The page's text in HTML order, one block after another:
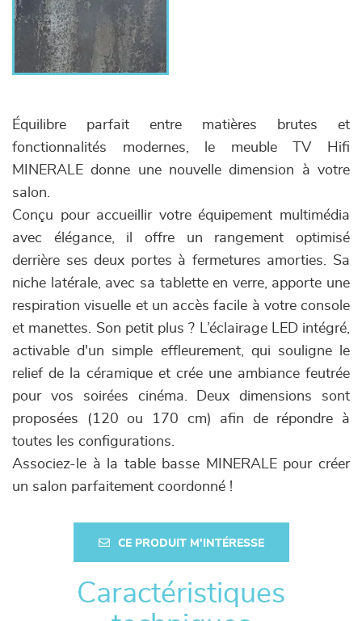
Équilibre parfait entre matières brutes et
fonctionnalités modernes, le meuble TV Hifi
MINERALE donne une nouvelle dimension à votre
salon.
Conçu pour accueillir votre équipement multimédia
avec élégance, il offre un rangement optimisé
derrière ses deux portes à fermetures amorties. Sa
niche latérale, avec sa tablette en verre, apporte une
respiration visuelle et un accès facile à votre console
et manettes. Son petit plus ? L’éclairage LED intégré,
activable d'un simple effleurement, qui souligne le
relief de la céramique et crée une ambiance feutrée
pour vos soirées cinéma. Deux dimensions sont
proposées (120 ou 170 cm) afin de répondre à
toutes les configurations.
Associez-le à la table basse MINERALE pour créer
un salon parfaitement coordonné !
CE PRODUIT M'INTÉRESSE
Caractéristiques